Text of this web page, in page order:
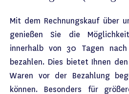
Mit dem Rechnungskauf über
genießen Sie die
innerhalb von 30 Tagen
bezahlen. Dies bietet Ihnen
Waren vor der Bezahlung
können. Besonders für